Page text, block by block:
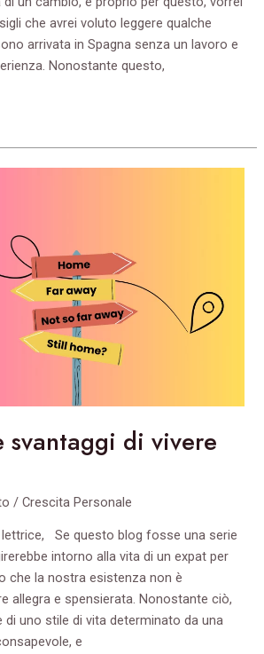
che avrei voluto leggere qualche
arrivata in Spagna senza un lavoro e
Nonostante questo,
svantaggi di vivere
/Crescita Personale
Se questo blog fosse una serie
intorno alla vita di un expat per
che la nostra esistenza non è
allegra e spensierata. Nonostante ciò,
di uno stile di vita determinato da una
e